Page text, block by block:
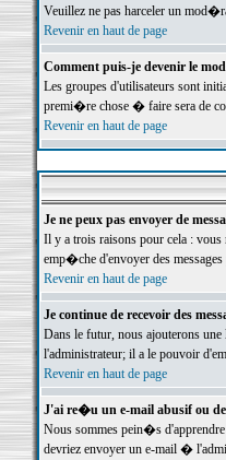
Veuillez ne pas harceler un
Revenir en haut de page
Comment puis-je devenir le
Les groupes d'utilisateurs sont
premi�re chose � faire sera de
Revenir en haut de page
Je ne peux pas envoyer de
Il y a trois raisons pour cela :
emp�che d'envoyer des
Revenir en haut de page
Je continue de recevoir des
Dans le futur, nous ajouterons
l'administrateur; il a le pouvoir
Revenir en haut de page
J'ai re�u un e-mail abusif ou
Nous sommes pein�s
devriez envoyer un e-mail �